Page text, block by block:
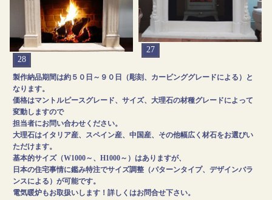
27
28
製作納品期間は約５０日～９０日（彫刻、カービンググレードによる）と
なります。
価格はマントルピースグレード、サイズ、大理石の材種グレードによって
変動しますので
担当者にお問い合わせください。
大理石はイタリア産、スペイン産、中国産、その他幅広く材石をお選びい
ただけます。
基本的サイズ（W1000～、H1000～）はありますが、
日本の住宅事情に鑑み特注でサイズ調整（パターンタイプ、デザインバラ
ンスによる）が可能です。
電気暖炉もお取扱いします！詳しくはお問合せ下さい。